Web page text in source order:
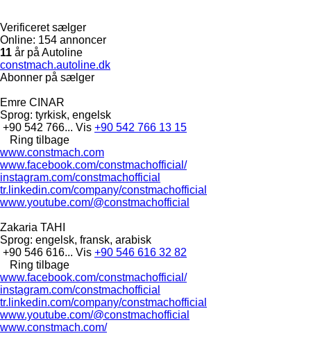
Verificeret sælger
Online: 154 annoncer
11 år på Autoline
constmach.autoline.dk
Abonner på sælger
Emre CINAR
Sprog: tyrkisk, engelsk
+90 542 766... Vis +90 542 766 13 15
Ring tilbage
www.constmach.com
www.facebook.com/constmachofficial/
instagram.com/constmachofficial
tr.linkedin.com/company/constmachofficial
www.youtube.com/@constmachofficial
Zakaria TAHI
Sprog: engelsk, fransk, arabisk
+90 546 616... Vis +90 546 616 32 82
Ring tilbage
www.facebook.com/constmachofficial/
instagram.com/constmachofficial
tr.linkedin.com/company/constmachofficial
www.youtube.com/@constmachofficial
www.constmach.com/